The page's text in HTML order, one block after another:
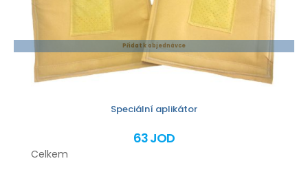
Přidat k objednávce
Speciální aplikátor
63 JOD
Celkem